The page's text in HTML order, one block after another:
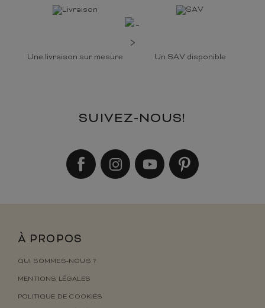
Une livraison sur mesure Un SAV disponible
SUIVEZ-NOUS!
À PROPOS
QUI SOMMES-NOUS ?
MENTIONS LÉGALES
POLITIQUE DE COOKIES